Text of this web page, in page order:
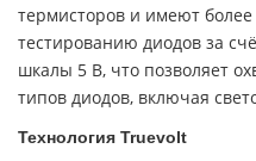
термисторов и имеют
тестированию диодов за
шкалы 5 В, что позволяет
типов диодов, включая
Технология Truevolt